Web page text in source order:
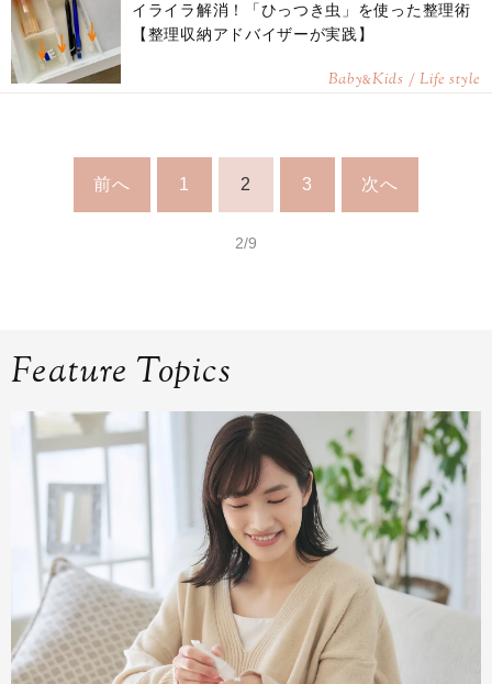
イライラ解消！「ひっつき虫」を使った整理術
【整理収納アドバイザーが実践】
Baby&Kids / Life style
前へ 1 2 3 次へ
2/9
Feature Topics